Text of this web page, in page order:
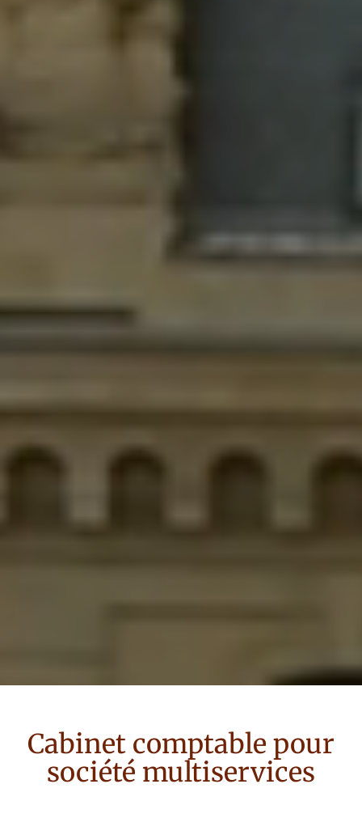
Cabinet comptable pour
société multiservices